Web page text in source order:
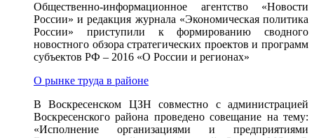
Общественно-информационное агентство «Новости
России» и редакция журнала «Экономическая политика
России» приступили к формированию сводного
новостного обзора стратегических проектов и программ
субъектов РФ – 2016 «О России и регионах»
О рынке труда в районе
В Воскресенском ЦЗН совместно с администрацией
Воскресенского района проведено совещание на тему:
«Исполнение организациями и предприятиями